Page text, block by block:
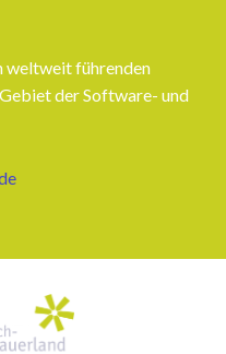
weltweit führenden
der Software- und